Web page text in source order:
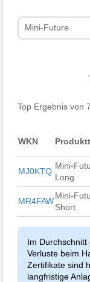
Mini-Future
Top Ergebnis von
WKN
MJ0KTQ
Mini-
Long
MR4FAW
Mini-
Short
Im
Verluste beim
Zertifikate sind
langfristige